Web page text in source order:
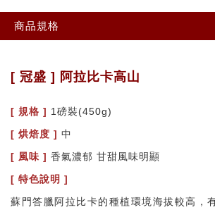
商品規格
[ 冠盛 ] 阿拉比卡高山
[ 規格 ] 1磅裝(450g)
[ 烘焙度 ] 中
[ 風味 ] 香氣濃郁 甘甜風味明顯
[ 特色說明 ]
蘇門答臘阿拉比卡的種植環境海拔較高，